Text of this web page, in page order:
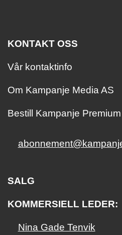
KONTAKT OSS
Vår kontaktinfo
Om Kampanje Media AS
Bestill Kampanje Premium
SALG
KOMMERSIELL LEDER:
Nina Gade Tenvik